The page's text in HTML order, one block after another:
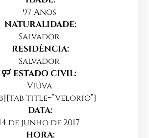
97 Anos
NATURALIDADE:
Salvador
RESIDÊNCIA:
Salvador
ESTADO CIVIL:
Viúva
title=”Velorio”]
DATA:
de junho de 2017
HORA: